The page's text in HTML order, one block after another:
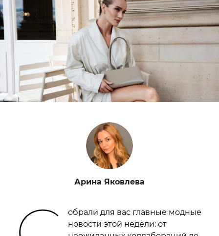
Арина Яковлева
обрали для вас главные модные
новости этой недели: от